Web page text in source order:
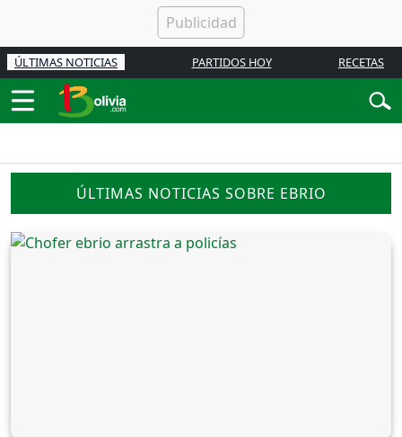
ÚLTIMAS NOTICIAS PARTIDOS HOY RECETAS
ÚLTIMAS NOTICIAS SOBRE EBRIO